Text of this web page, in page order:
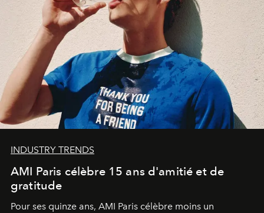
INDUSTRY TRENDS
AMI Paris célèbre 15 ans d'amitié et de
gratitude
Pour ses quinze ans, AMI Paris célèbre moins un